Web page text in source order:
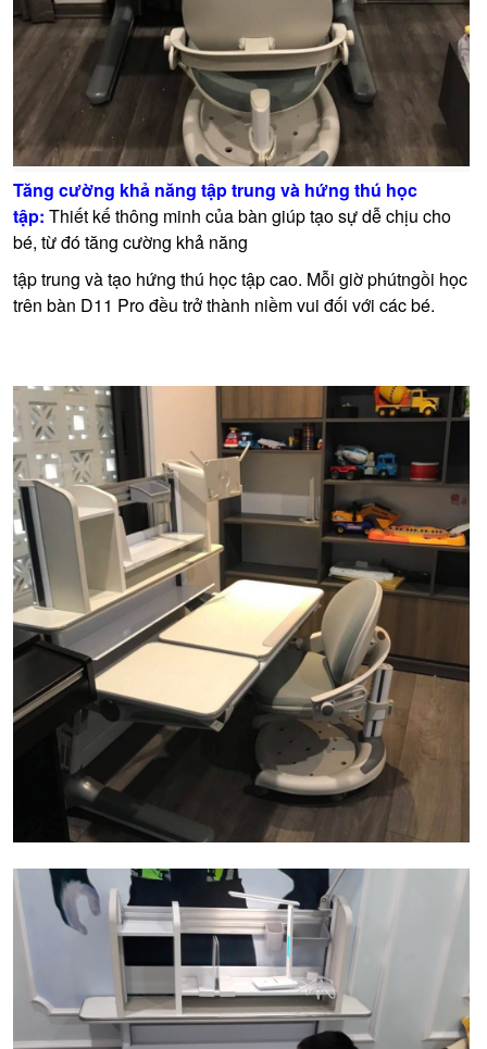
Tăng cường khả năng tập trung và hứng thú học
tập:Thiết kế thông minh của bàn giúp tạo sự dễ chịu cho
bé, từ đó tăng cường khả năng
tập trung và tạo hứng thú học tập cao. Mỗi giờ phútngồi học
trên bàn D11 Pro đều trở thành niềm vui đối với các bé.